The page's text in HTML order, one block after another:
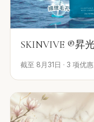
SKINVIVE ®昇
截至 8月31日 · 3 项优惠